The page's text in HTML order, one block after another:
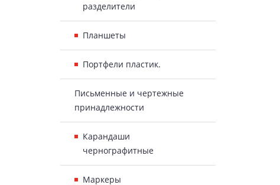
разделители
Планшеты
Портфели пластик.
Письменные и чертежные
принадлежности
Карандаши
чернографитные
Маркеры